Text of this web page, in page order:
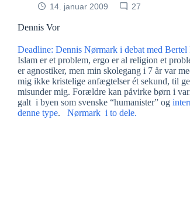
14. januar 2009 27
Dennis Vor
Deadline: Dennis Nørmark i debat med Bertel
Islam er et problem, ergo er al religion et
er agnostiker, men min skolegang i 7 år var
mig ikke kristelige anfægtelser ét sekund, til
misunder mig. Forældre kan påvirke børn i
galt i byen som svenske “humanister” og
denne type. Nørmark i to dele.